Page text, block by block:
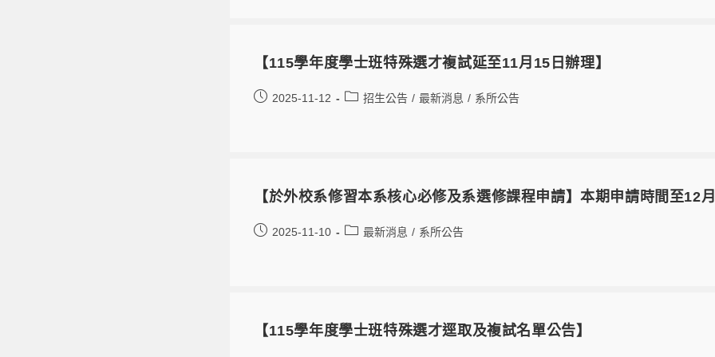
【115學年度學士班特殊選才複試延至11月15日辦理】
2025-11-12 招生公告 / 最新消息 / 系所公告
【於外校系修習本系核心必修及系選修課程申請】本期申請時間至12
2025-11-10 最新消息 / 系所公告
【115學年度學士班特殊選才逕取及複試名單公告】